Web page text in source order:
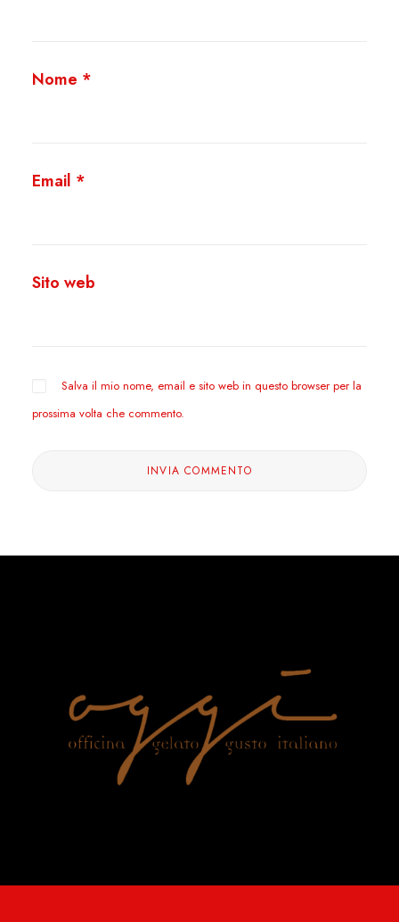
Nome *
Email *
Sito web
Salva il mio nome, email e sito web in questo browser per la
prossima volta che commento.